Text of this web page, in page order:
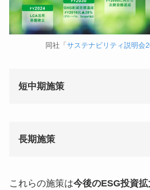
同社「 サステナビリティ説明会
短中期施策
長期施策
これらの施策は今後のESG投資